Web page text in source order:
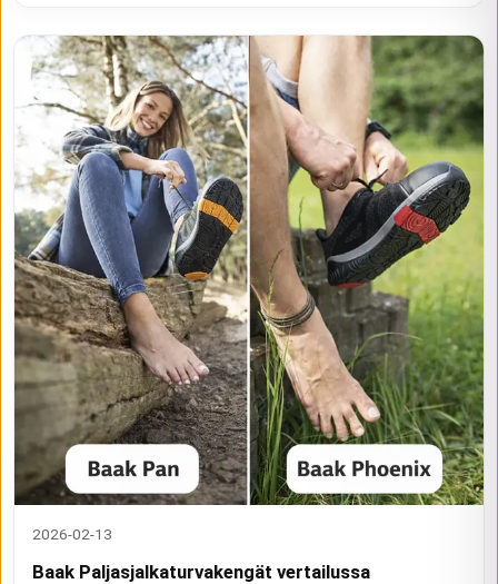
2026-02-13
Baak Paljasjalkaturvakengät vertailussa